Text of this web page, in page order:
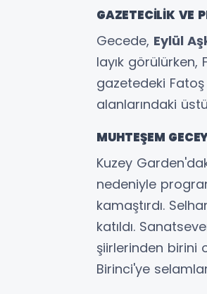
GAZETECİLİK VE
Gecede, Eylül
layık görülürken,
gazetedeki
alanlarındaki
MUHTEŞEM
Kuzey
nedeniyle
kamaştırdı.
katıldı.
şiirlerinden birini
Birinci'ye